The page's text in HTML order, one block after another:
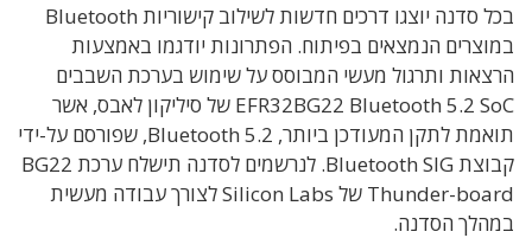
בכל סדנה יוצגו דרכים חדשות לשילוב קישוריות Bluetooth
במוצרים הנמצאים בפיתוח. הפתרונות יודגמו באמצעות
הרצאות ותרגול מעשי המבוסס על שימוש בערכת השבבים
EFR32BG22 Bluetooth 5.2 SoC של סיליקון לאבס, אשר
תואמת לתקן המעודכן ביותר, Bluetooth 5.2, שפורסם על-ידי
קבוצת Bluetooth SIG. לנרשמים לסדנה תישלח ערכת BG22
Thunder-board של Silicon Labs לצורך עבודה מעשית
במהלך הסדנה.